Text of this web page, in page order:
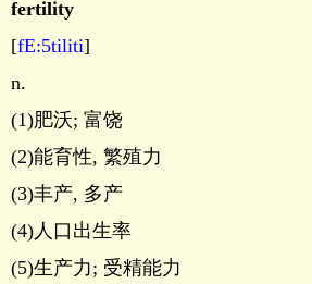
fertility
[fE:5tiliti]
n.
(1)肥沃; 富饶
(2)能育性, 繁殖力
(3)丰产, 多产
(4)人口出生率
(5)生产力; 受精能力